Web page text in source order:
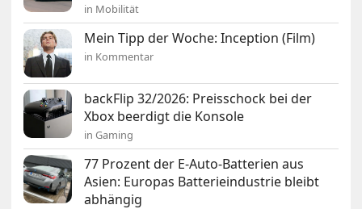
in Mobilität
Mein Tipp der Woche: Inception (Film)
in Kommentar
backFlip 32/2026: Preisschock bei der
Xbox beerdigt die Konsole
in Gaming
77 Prozent der E-Auto-Batterien aus
Asien: Europas Batterieindustrie bleibt
abhängig